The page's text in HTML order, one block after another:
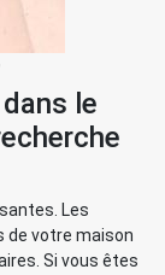
le
Les
de votre maison
Si vous êtes